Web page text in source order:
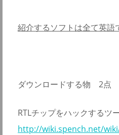
紹介するソフトは全て英語
ダウンロードする物 2点
RTLチップをハックするツ
http://wiki.spench.net/